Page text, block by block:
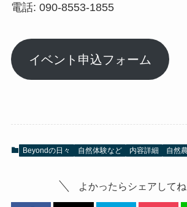
電話: 090-8553-1855
イベント申込フォーム
Beyondの日々 自然体験など 内容詳細 自然
よかったらシェアしてね